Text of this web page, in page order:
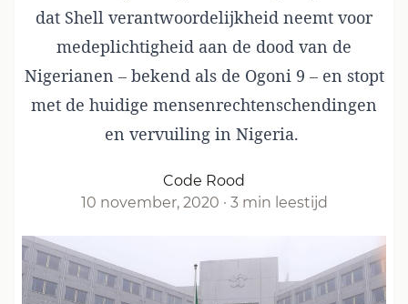
dat Shell verantwoordelijkheid neemt voor
medeplichtigheid aan de dood van de
Nigerianen – bekend als de Ogoni 9 – en stopt
met de huidige mensenrechtenschendingen
en vervuiling in Nigeria.
Code Rood
10 november, 2020 · 3 min leestijd